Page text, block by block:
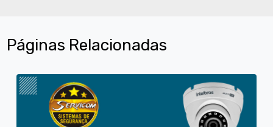
Páginas Relacionadas